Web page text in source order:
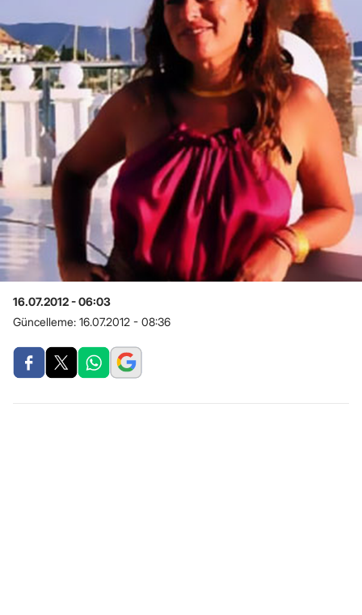
16.07.2012 - 06:03
Güncelleme: 16.07.2012 - 08:36